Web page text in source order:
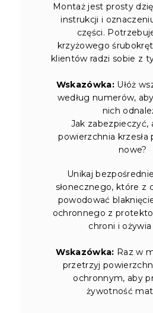
Montaż jest prosty
instrukcji i
części.
krzyżowego
klientów radzi sobie z
Wskazówka: Ułóż
według numerów,
nich
Jak zabezpieczyć,
powierzchnia krzesła
nowe?
Unikaj
słonecznego, które z
powodować
ochronnego z
chroni i ożywia
Wskazówka: Raz w
przetrzyj
ochronnym, aby
żywotność